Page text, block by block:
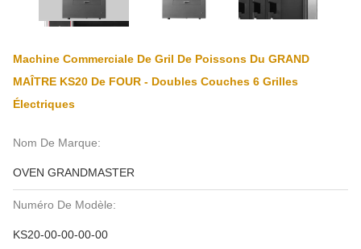
Machine Commerciale De Gril De Poissons Du GRAND
MAÎTRE KS20 De FOUR - Doubles Couches 6 Grilles
Électriques
Nom De Marque:
OVEN GRANDMASTER
Numéro De Modèle:
KS20-00-00-00-00